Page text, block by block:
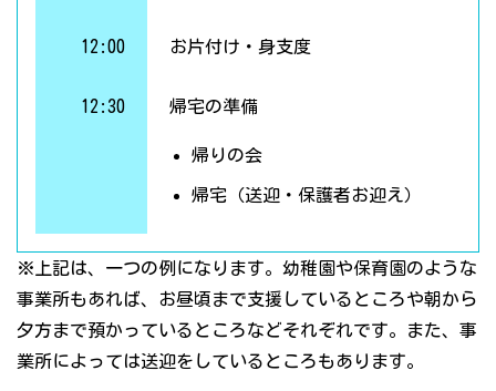
12:00 お片付け・身支度
12:30 帰宅の準備
帰りの会
帰宅（送迎・保護者お迎え）
※上記は、一つの例になります。幼稚園や保育園のような
事業所もあれば、お昼頃まで支援しているところや朝から
夕方まで預かっているところなどそれぞれです。また、事
業所によっては送迎をしているところもあります。